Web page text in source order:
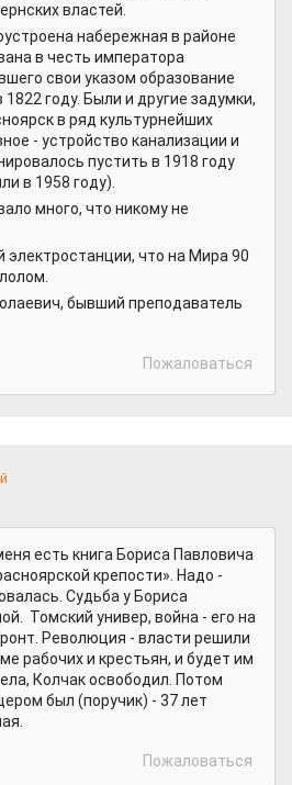
властей.
набережная в районе
в честь императора
свои указом образование
1822 году. Были и другие задумки,
в ряд культурнейших
- устройство канализации и
пустить в 1918 году
в 1958 году).
много, что никому не
электростанции, что на Мира 90
бывший преподаватель
Пожаловаться
есть книга Бориса Павловича
крепости». Надо -
Судьба у Бориса
Томский универ, война - его на
Революция - власти решили
рабочих и крестьян, и будет им
Колчак освободил. Потом
был (поручик) - 37 лет
Пожаловаться